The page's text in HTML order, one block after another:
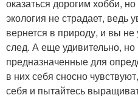
оказаться дорогим хобби,
экология не страдает, ведь
вернется в природу, и вы
след. А еще удивительно, но
предназначенные для
в них себя сносно
себя и пытайтесь